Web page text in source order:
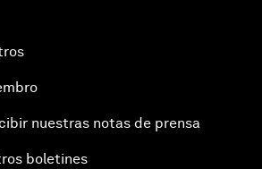
nuestras notas de prensa
boletines